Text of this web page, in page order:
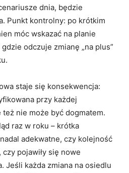
dnia, będzie
Punkt kontrolny: po krótkim
móc wskazać na planie
odczuje zmianę „na plus”
staje się konsekwencja:
przy każdej
też nie może być dogmatem.
raz w roku – krótka
adekwatne, czy kolejność
pojawiły się nowe
Jeśli każda zmiana na osiedlu